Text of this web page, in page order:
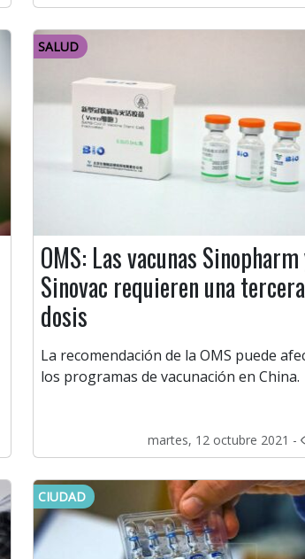
SALUD
OMS: Las vacunas
Sinovac requieren una tercera
dosis
La recomendación de la OMS puede
los programas de vacunación en China.
martes, 12 octubre 2021 -
CIUDAD